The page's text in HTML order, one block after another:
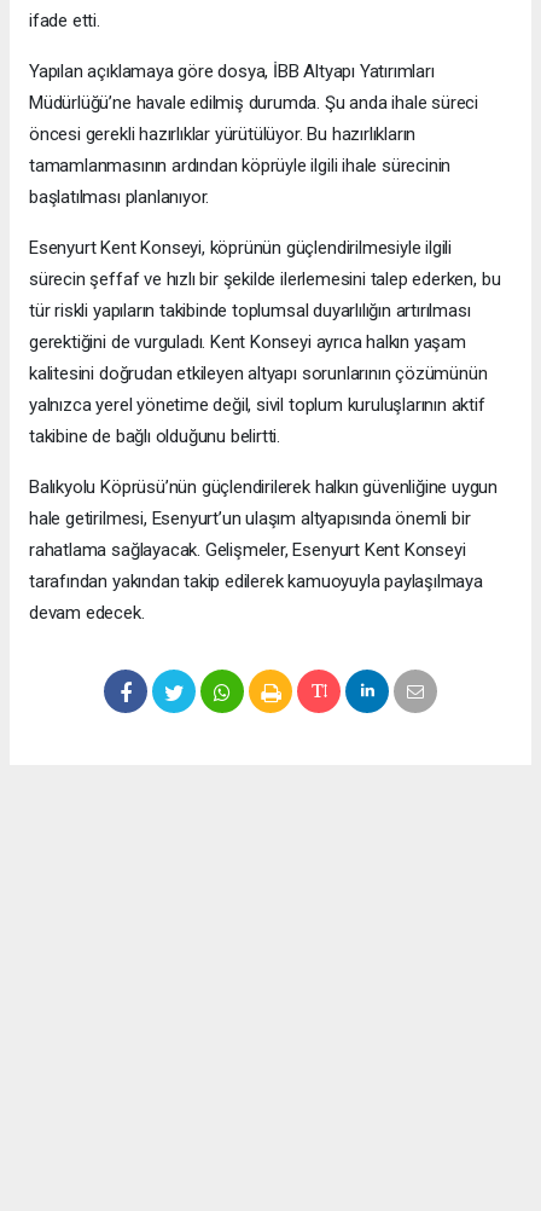
ifade etti.
Yapılan açıklamaya göre dosya, İBB Altyapı Yatırımları
Müdürlüğü’ne havale edilmiş durumda. Şu anda ihale süreci
öncesi gerekli hazırlıklar yürütülüyor. Bu hazırlıkların
tamamlanmasının ardından köprüyle ilgili ihale sürecinin
başlatılması planlanıyor.
Esenyurt Kent Konseyi, köprünün güçlendirilmesiyle ilgili
sürecin şeffaf ve hızlı bir şekilde ilerlemesini talep ederken, bu
tür riskli yapıların takibinde toplumsal duyarlılığın artırılması
gerektiğini de vurguladı. Kent Konseyi ayrıca halkın yaşam
kalitesini doğrudan etkileyen altyapı sorunlarının çözümünün
yalnızca yerel yönetime değil, sivil toplum kuruluşlarının aktif
takibine de bağlı olduğunu belirtti.
Balıkyolu Köprüsü’nün güçlendirilerek halkın güvenliğine uygun
hale getirilmesi, Esenyurt’un ulaşım altyapısında önemli bir
rahatlama sağlayacak. Gelişmeler, Esenyurt Kent Konseyi
tarafından yakından takip edilerek kamuoyuyla paylaşılmaya
devam edecek.